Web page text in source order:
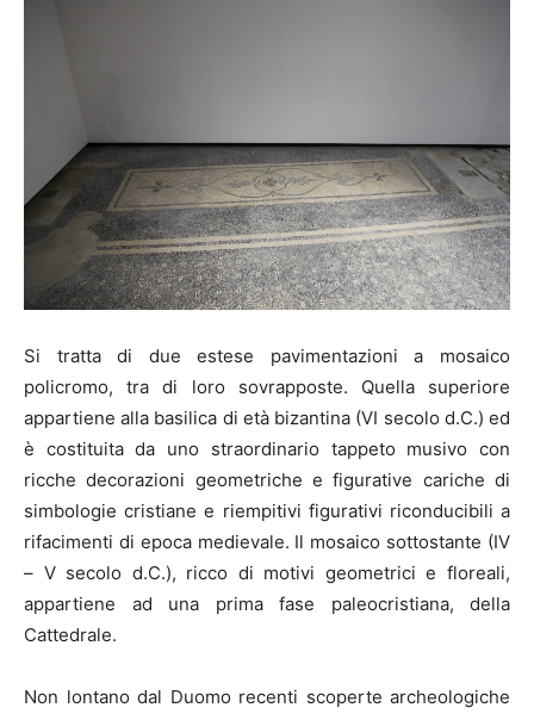
Si tratta di due estese pavimentazioni a mosaico
policromo, tra di loro sovrapposte. Quella superiore
appartiene alla basilica di età bizantina (VI secolo d.C.) ed
è costituita da uno straordinario tappeto musivo con
ricche decorazioni geometriche e figurative cariche di
simbologie cristiane e riempitivi figurativi riconducibili a
rifacimenti di epoca medievale. Il mosaico sottostante (IV
– V secolo d.C.), ricco di motivi geometrici e floreali,
appartiene ad una prima fase paleocristiana, della
Cattedrale.
Non lontano dal Duomo recenti scoperte archeologiche